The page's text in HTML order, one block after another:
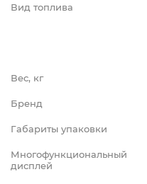
Вид топлива
Вес, кг
Бренд
Габариты упаковки
Многофункциональный
дисплей